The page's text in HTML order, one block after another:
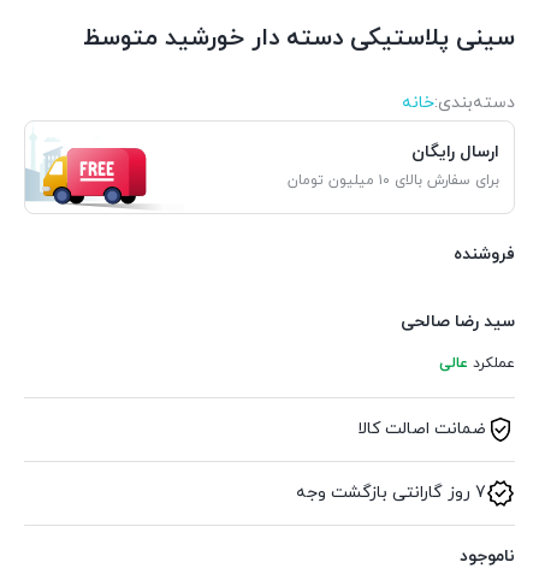
سینی پلاستیکی دسته دار خورشید متوسظ
دسته‌بندی‌:خانه
ارسال رایگان
برای سفارش بالای ۱۰ میلیون تومان
فروشنده
سید رضا صالحی
عملکرد عالی
ضمانت اصالت کالا
7 روز گارانتی بازگشت وجه
ناموجود